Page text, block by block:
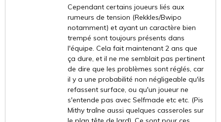
Cependant certains joueurs liés aux
rumeurs de tension (Rekkles/Bwipo
notamment) et ayant un caractère bien
trempé sont toujours présents dans
l'équipe. Cela fait maintenant 2 ans que
ça dure, et il ne me semblait pas pertinent
de dire que les problèmes sont réglés, car
il y a une probabilité non négligeable qu'ils
refassent surface, ou qu'un joueur ne
s'entende pas avec Selfmade etc etc. (Pis
Mithy traîne aussi quelques casseroles sur